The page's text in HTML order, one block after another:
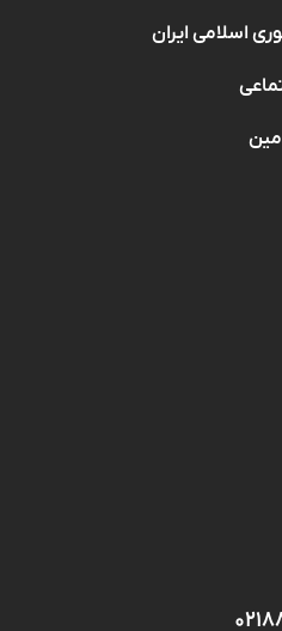
اسلامی ایران